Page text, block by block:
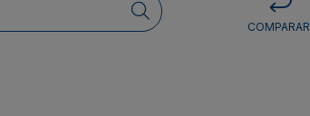
COMPARAR